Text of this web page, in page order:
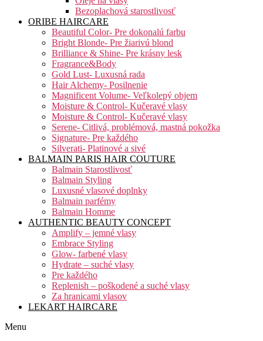
Bezoplachová starostlivosť
ORIBE HAIRCARE
Beautiful Color- Pre dokonalú farbu
Bright Blonde- Pre žiarivú blond
Brilliance & Shine- Pre krásny lesk
Fragrance&Body
Gold Lust- Luxusná rada
Hair Alchemy- Posilnenie
Magnificent Volume- Veľkolepý objem
Moisture & Control- Kučeravé vlasy
Moisture & Control- Kučeravé vlasy
Serene- Citlivá, problémová, mastná pokožka
Signature- Pre každého
Silverati- Platinové a sivé
BALMAIN PARIS HAIR COUTURE
Balmain Starostlivosť
Balmain Styling
Luxusné vlasové doplnky
Balmain parfémy
Balmain Homme
AUTHENTIC BEAUTY CONCEPT
Amplify – jemné vlasy
Embrace Styling
Glow- farbené vlasy
Hydrate – suché vlasy
Pre každého
Replenish – poškodené a suché vlasy
Za hranicami vlasov
LEKART HAIRCARE
Menu